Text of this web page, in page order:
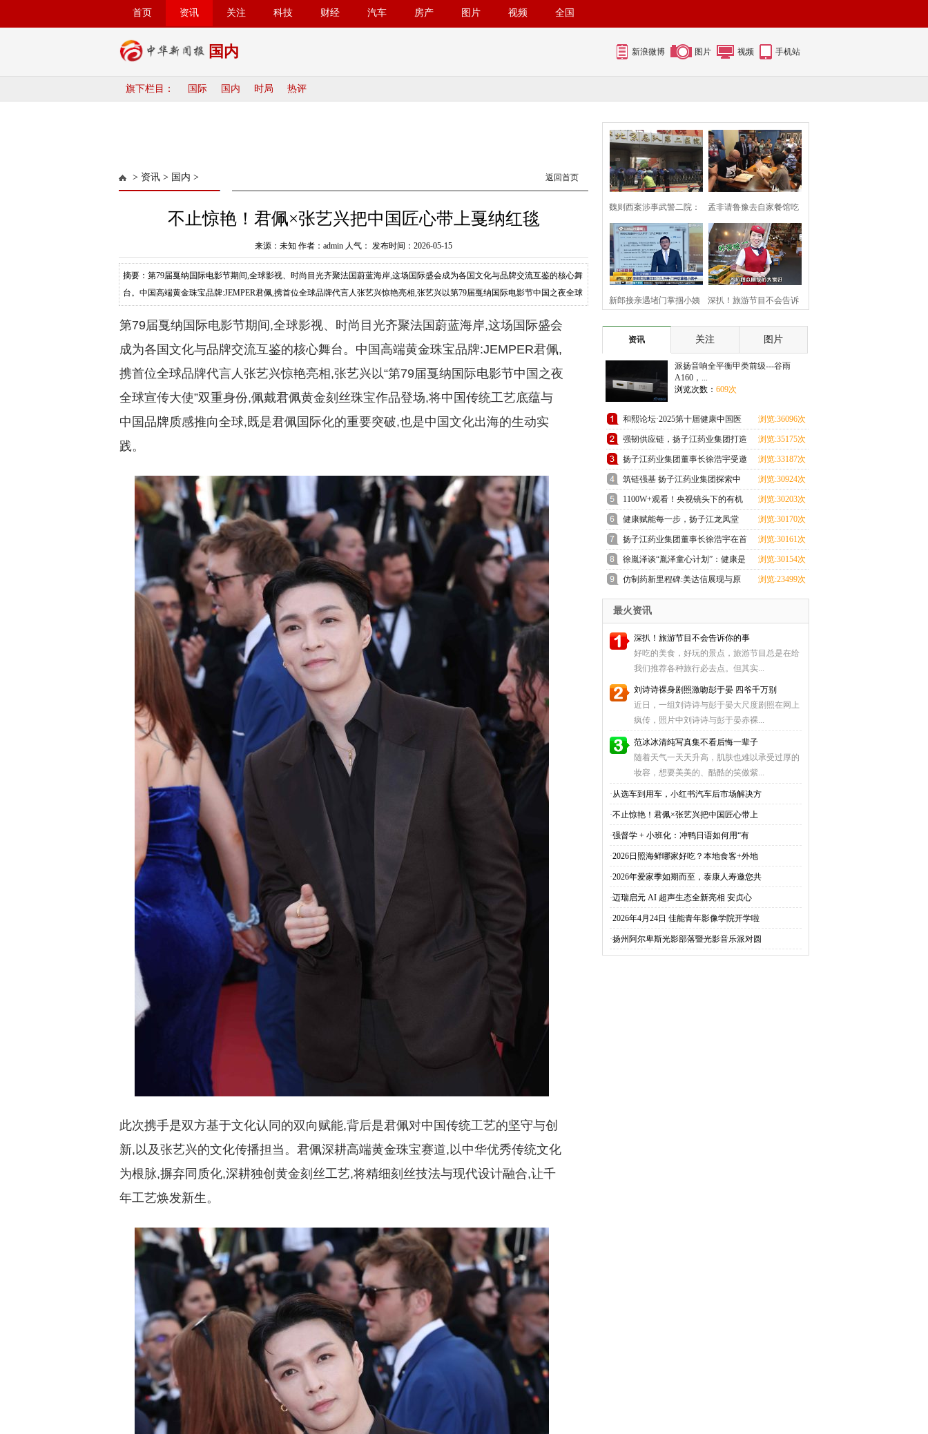
首页 资讯 关注 科技 财经 汽车 房产 图片 视频 全国
国内 新浪微博 图片 视频 手机站
旗下栏目： 国际 国内 时局 热评
> 资讯 > 国内 > 返回首页
不止惊艳！君佩×张艺兴把中国匠心带上戛纳红毯
来源：未知 作者：admin 人气： 发布时间：2026-05-15
摘要：第79届戛纳国际电影节期间,全球影视、时尚目光齐聚法国蔚蓝海岸,这场国际盛会成为各国文化与品牌交流互鉴的核心舞
台。中国高端黄金珠宝品牌:JEMPER君佩,携首位全球品牌代言人张艺兴惊艳亮相,张艺兴以第79届戛纳国际电影节中国之夜全球
第79届戛纳国际电影节期间,全球影视、时尚目光齐聚法国蔚蓝海岸,这场国际盛会
成为各国文化与品牌交流互鉴的核心舞台。中国高端黄金珠宝品牌:JEMPER君佩,
携首位全球品牌代言人张艺兴惊艳亮相,张艺兴以“第79届戛纳国际电影节中国之夜
全球宣传大使”双重身份,佩戴君佩黄金刻丝珠宝作品登场,将中国传统工艺底蕴与
中国品牌质感推向全球,既是君佩国际化的重要突破,也是中国文化出海的生动实
践。
此次携手是双方基于文化认同的双向赋能,背后是君佩对中国传统工艺的坚守与创
新,以及张艺兴的文化传播担当。君佩深耕高端黄金珠宝赛道,以中华优秀传统文化
为根脉,摒弃同质化,深耕独创黄金刻丝工艺,将精细刻丝技法与现代设计融合,让千
年工艺焕发新生。
魏则西案涉事武警二院：
保安用雨伞挡
孟非请鲁豫去自家餐馆吃
面 两人相谈甚
新郎接亲遇堵门掌掴小姨 深扒！旅游节目不会告诉
资讯
关注 图片
派扬音响全平衡甲类前级---谷雨
A160，...
浏览次数： 609次
和熙论坛·2025第十届健康中国医
药连锁发展论坛
浏览:36096次
强韧供应链，扬子江药业集团打造
可复制的行业“
浏览:35175次
扬子江药业集团董事长徐浩宇受邀
参加首都国际医
浏览:33187次
筑链强基 扬子江药业集团探索中
药全产业链“甘肃
浏览:30924次
1100W+观看！央视镜头下的有机
黄芪，每一根都来
浏览:30203次
健康赋能每一步，扬子江龙凤堂
2025泰州马拉松赛
浏览:30170次
扬子江药业集团董事长徐浩宇在首
届江苏品牌建设
浏览:30161次
徐胤泽谈“胤泽童心计划”：健康是
长期平衡，情
浏览:30154次
仿制药新里程碑:美达信展现与原
研药与原研降脂效
浏览:23499次
最火资讯
深扒！旅游节目不会告诉你的事
好吃的美食，好玩的景点，旅游节目总是在给
我们推荐各种旅行必去点。但其实...
刘诗诗裸身剧照激吻彭于晏 四爷千万别
近日，一组刘诗诗与彭于晏大尺度剧照在网上
疯传，照片中刘诗诗与彭于晏赤裸...
范冰冰清纯写真集不看后悔一辈子
随着天气一天天升高，肌肤也难以承受过厚的
妆容，想要美美的、酷酷的笑傲紫...
·从选车到用车，小红书汽车后市场解决方
·不止惊艳！君佩×张艺兴把中国匠心带上
·强督学 + 小班化：冲鸭日语如何用“有
·2026日照海鲜哪家好吃？本地食客+外地
·2026年爱家季如期而至，泰康人寿邀您共
·迈瑞启元 AI 超声生态全新亮相 安贞心
·2026年4月24日 佳能青年影像学院开学啦
·扬州阿尔卑斯光影部落暨光影音乐派对圆